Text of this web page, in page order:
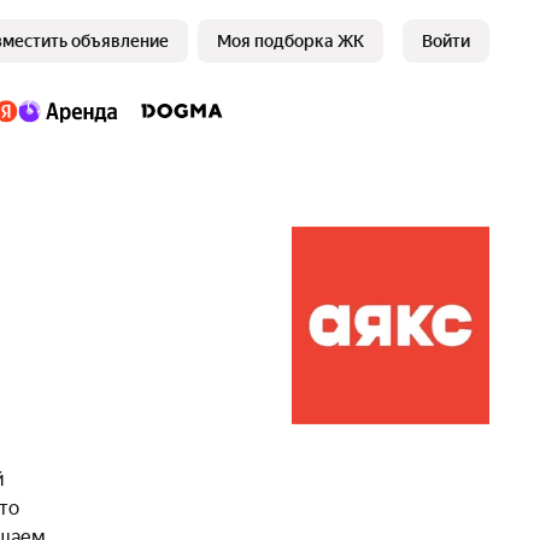
объявление Моя подборка ЖК Войти